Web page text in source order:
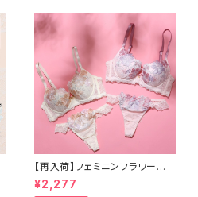
【再入荷】フェミニンフラワー脇
高すっきりブラ＆Tバックレース
ショーツセット
¥2,277